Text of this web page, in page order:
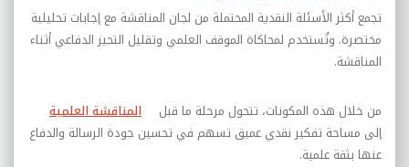
تجمع أكثر الأسئلة النقدية المحتملة من لجان المناقشة مع إجابات تحليلية
مختصرة. وتُستخدم لمحاكاة الموقف العلمي وتقليل التحيز الدفاعي أثناء
المناقشة.
من خلال هذه المكونات، تتحول مرحلة ما قبل
المناقشة العلمية
إلى مساحة تفكير نقدي عميق تسهم في تحسين جودة الرسالة والدفاع
عنها بثقة علمية.